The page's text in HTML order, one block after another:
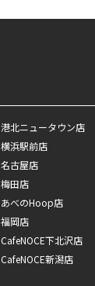
港北ニュータウン店
横浜駅前店
名古屋店
梅田店
あべのHoop店
福岡店
CafeNOCE下北沢店
CafeNOCE新潟店